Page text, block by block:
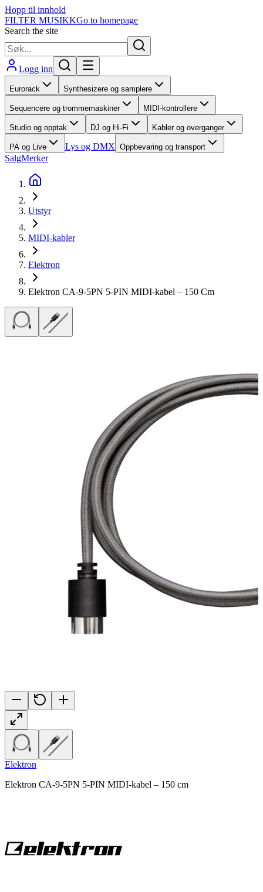
Hopp til innhold
FILTER MUSIKKGo to homepage
Search the site
Logg inn
Eurorack Synthesizere og samplere
Sequencere og trommemaskiner MIDI-kontrollere
Studio og opptak DJ og Hi-Fi Kabler og overganger
PA og Live Lys og DMX Oppbevaring og transport
SalgMerker
Utstyr
MIDI-kabler
Elektron
Elektron CA-9-5PN 5-PIN MIDI-kabel – 150 Cm
Elektron
Elektron CA-9-5PN 5-PIN MIDI-kabel – 150 cm